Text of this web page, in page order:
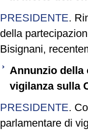
PRESIDENTE.
della
Bisignani,
Annunzio della
vigilanza sulla
PRESIDENTE.
parlamentare di